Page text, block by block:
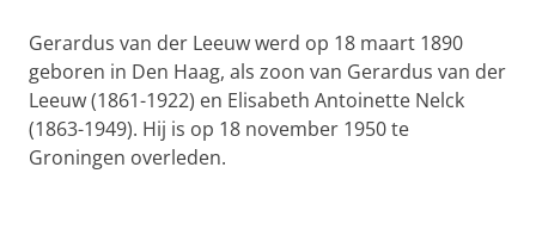
Gerardus van der Leeuw werd op 18 maart 1890
geboren in Den Haag, als zoon van Gerardus van der
Leeuw (1861-1922) en Elisabeth Antoinette Nelck
(1863-1949). Hij is op 18 november 1950 te
Groningen overleden.